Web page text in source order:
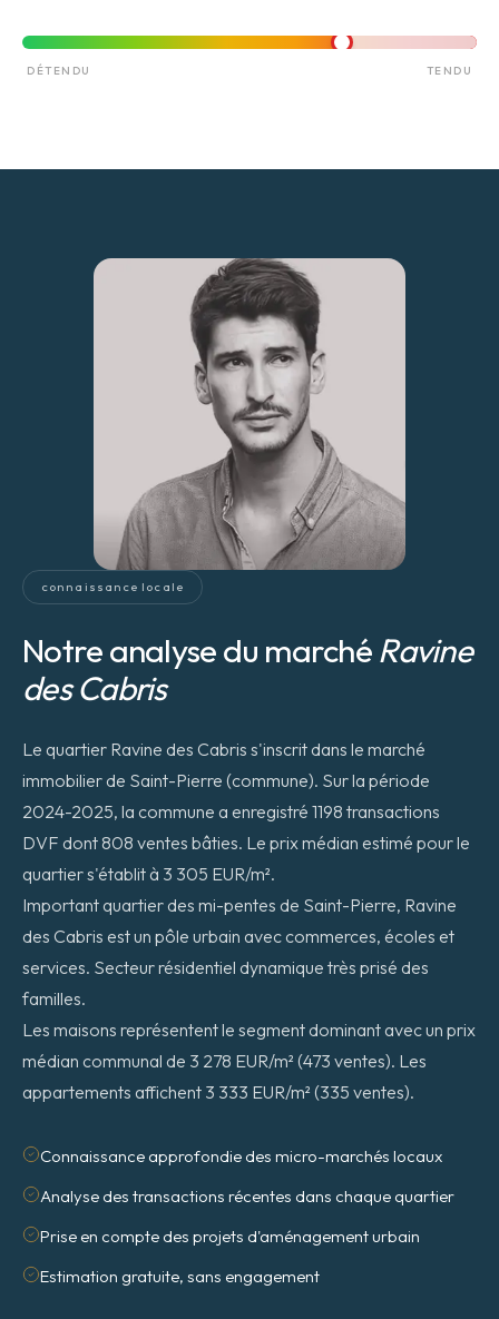
DÉTENDU TENDU
connaissance locale
Notre analyse du marchéRavine
des Cabris
Le quartier Ravine des Cabris s'inscrit dans le marché
immobilier de Saint-Pierre (commune). Sur la période
2024-2025, la commune a enregistré 1198 transactions
DVF dont 808 ventes bâties. Le prix médian estimé pour le
quartier s'établit à 3 305 EUR/m².
Important quartier des mi-pentes de Saint-Pierre, Ravine
des Cabris est un pôle urbain avec commerces, écoles et
services. Secteur résidentiel dynamique très prisé des
familles.
Les maisons représentent le segment dominant avec un prix
médian communal de 3 278 EUR/m² (473 ventes). Les
appartements affichent 3 333 EUR/m² (335 ventes).
Connaissance approfondie des micro-marchés locaux
Analyse des transactions récentes dans chaque quartier
Prise en compte des projets d'aménagement urbain
Estimation gratuite, sans engagement